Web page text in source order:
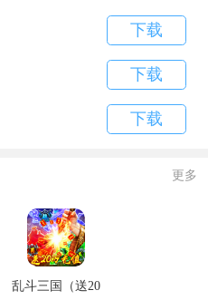
下载
下载
下载
更多
乱斗三国（送20